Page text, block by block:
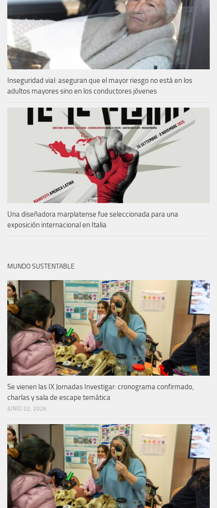
Inseguridad vial: aseguran que el mayor riesgo no está en los
adultos mayores sino en los conductores jóvenes
Una diseñadora marplatense fue seleccionada para una
exposición internacional en Italia
MUNDO SUSTENTABLE
Se vienen las IX Jornadas Investigar: cronograma confirmado,
charlas y sala de escape temática
JUNIO 22, 2026